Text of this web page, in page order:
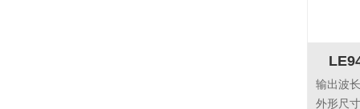
输出波
外形尺